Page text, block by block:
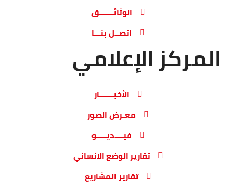
الوثائـــــــق
اتصــل بنـــا
المركز الإعلامي
الأخبـــــــار
معـرض الصور
فيــــديـــــو
تقارير الوضع الانساني
تقارير المشاريع